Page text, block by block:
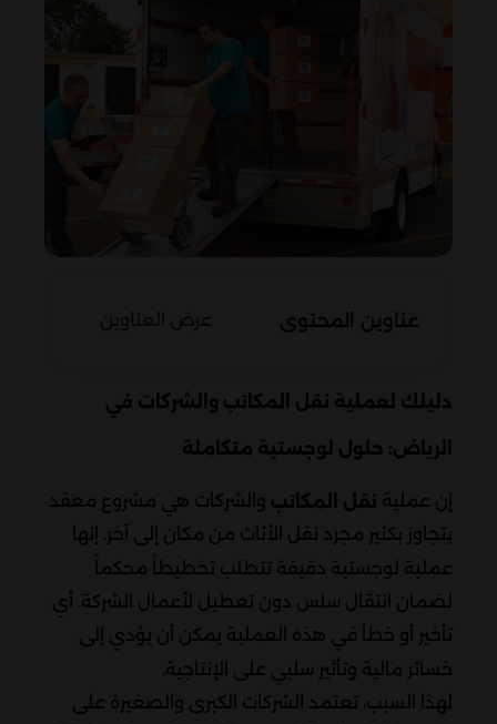
عناوين المحتوى
دليلك لعملية نقل المكاتب والشركات في
الرياض: حلول لوجستية متكاملة
إن عملية نقل المكاتب والشركات هي مشروع معقد
يتجاوز بكثير مجرد نقل الأثاث من مكان إلى آخر. إنها
عملية لوجستية دقيقة تتطلب تخطيطاً محكماً
لضمان انتقال سلس دون تعطيل لأعمال الشركة. أي
تأخير أو خطأ في هذه العملية يمكن أن يؤدي إلى
خسائر مالية وتأثير سلبي على الإنتاجية.
لهذا السبب، تعتمد الشركات الكبرى والصغيرة على